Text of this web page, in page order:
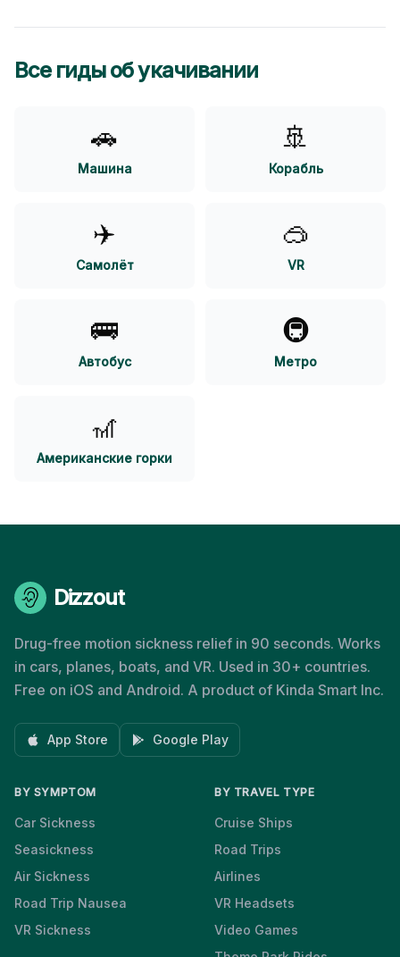
Все гиды об укачивании
🚗
Машина
🚢
Корабль
✈️
Самолёт
🥽
VR
🚌
Автобус
🚇
Метро
🎢
Американские горки
Dizzout
Drug-free motion sickness relief in 90 seconds. Works
in cars, planes, boats, and VR. Used in 30+ countries.
Free on iOS and Android. A product of Kinda Smart Inc.
App Store Google Play
BY SYMPTOM
Car Sickness
Seasickness
Air Sickness
Road Trip Nausea
VR Sickness
BY TRAVEL TYPE
Cruise Ships
Road Trips
Airlines
VR Headsets
Video Games